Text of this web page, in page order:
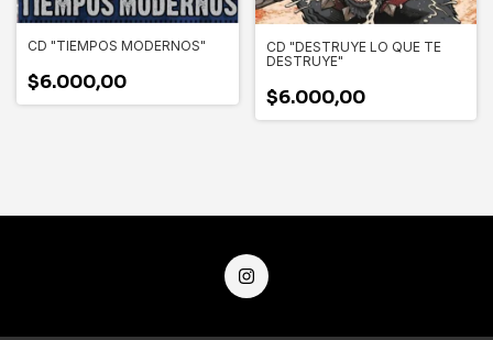
CD "TIEMPOS MODERNOS"
$6.000,00
CD "DESTRUYE LO QUE TE
DESTRUYE"
$6.000,00